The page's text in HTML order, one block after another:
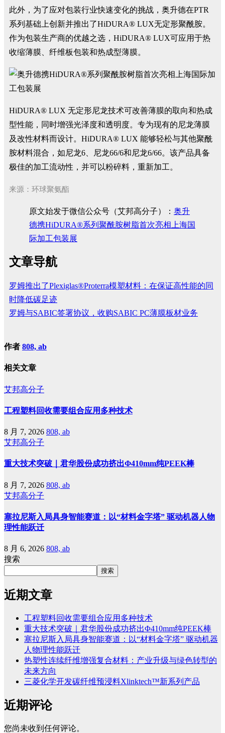
此外，为了应对包装行业快速变化的挑战，奥升德在PTR
系列基础上创新并推出了HiDURA® LUX无定形聚酰胺。
作为包装生产商的优越之选，HiDURA® LUX可应用于热
收缩薄膜、纤维板包装和热成型薄膜。
HiDURA® LUX 无定形尼龙技术可改善薄膜的取向和热成
型性能，同时增强光泽度和透明度。专为现有的尼龙薄膜
及改性材料而设计。HiDURA® LUX 能够轻松与其他聚酰
胺材料混合，如尼龙6、尼龙66/6和尼龙6/66。该产品具备
极佳的加工流动性，并可以粉碎料，重新加工。
来源：环球聚氨酯
原文始发于微信公众号（艾邦高分子）： 奥升
德携HiDURA®系列聚酰胺树脂首次亮相上海国
际加工包装展
文章导航
罗姆推出了Plexiglas®Proterra模塑材料：在保证高性能的同
时降低碳足迹
罗姆与SABIC签署协议，收购SABIC PC薄膜板材业务
作者 808, ab
相关文章
艾邦高分子
工程塑料回收需要组合应用多种技术
8 月 7, 2026 808, ab
艾邦高分子
重大技术突破｜君华股份成功挤出Φ410mm纯PEEK棒
8 月 7, 2026 808, ab
艾邦高分子
塞拉尼斯入局具身智能赛道：以“材料金字塔” 驱动机器人物
理性能跃迁
8 月 6, 2026 808, ab
搜索
搜索
近期文章
工程塑料回收需要组合应用多种技术
重大技术突破｜君华股份成功挤出Φ410mm纯PEEK棒
塞拉尼斯入局具身智能赛道：以“材料金字塔” 驱动机器
人物理性能跃迁
热塑性连续纤维增强复合材料：产业升级与绿色转型的
未来方向
三菱化学开发碳纤维预浸料Xlinktech™新系列产品
近期评论
您尚未收到任何评论。